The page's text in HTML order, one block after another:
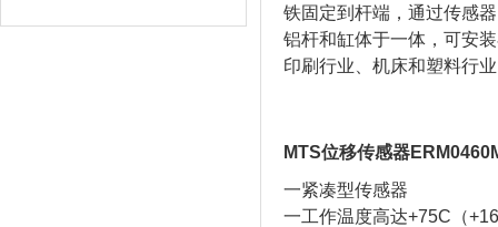
铁固定到杆端，通过传感
铝杆和缸体于一体，可安
印刷行业、机床和塑料行
MTS位移传感器
一紧凑型传感器
一工作温度高达+75C（